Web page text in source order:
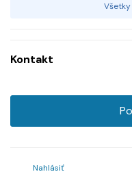
Kontakt
Nahlásiť